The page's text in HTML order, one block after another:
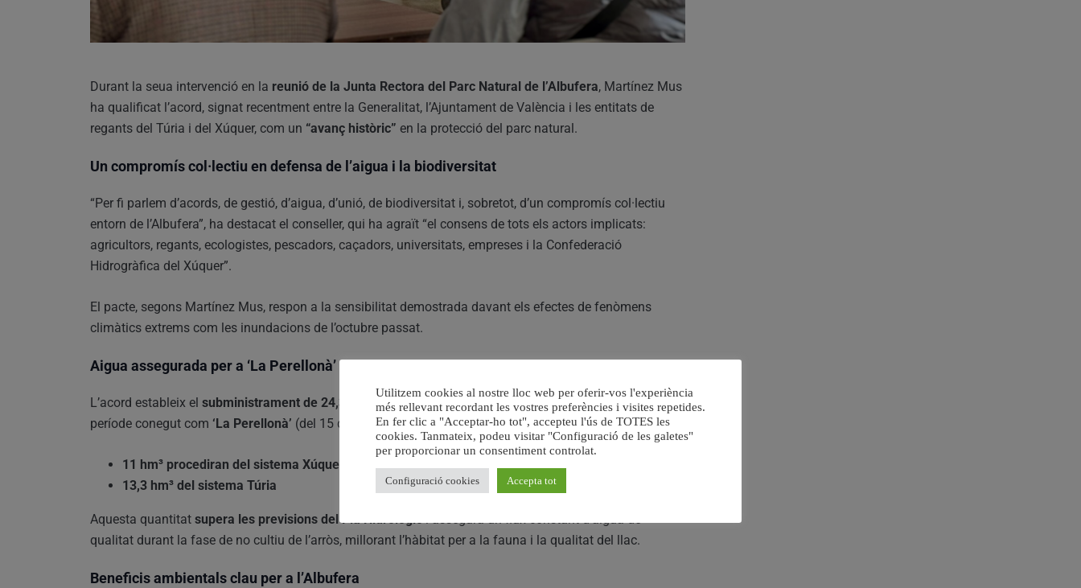
Durant la seua intervenció en la reunió de la Junta Rectora del Parc Natural de l’Albufera, Martínez Mus
ha qualificat l’acord, signat recentment entre la Generalitat, l’Ajuntament de València i les entitats de
regants del Túria i del Xúquer, com un “avanç històric” en la protecció del parc natural.
Un compromís col·lectiu en defensa de l’aigua i la biodiversitat
“Per fi parlem d’acords, de gestió, d’aigua, d’unió, de biodiversitat i, sobretot, d’un compromís col·lectiu
entorn de l’Albufera”, ha destacat el conseller, qui ha agraït “el consens de tots els actors implicats:
agricultors, regants, ecologistes, pescadors, caçadors, universitats, empreses i la Confederació
Hidrogràfica del Xúquer”.
El pacte, segons Martínez Mus, respon a la sensibilitat demostrada davant els efectes de fenòmens
climàtics extrems com les inundacions de l’octubre passat.
Aigua assegurada per a ‘La Perellonà’ fins a 2027
L’acord estableix el subministrament de 24,3 hectòmetres cúbics d’aiguaentre 2025 i 2027 per al
període conegut com ‘La Perellonà’ (del 15 d’octubre al 15 de maig). En concret:
11 hm³ procediran del sistema Xúquer
13,3 hm³ del sistema Túria
Aquesta quantitat supera les previsions del Pla Hidrològici assegura un flux constant d’aigua de
qualitat durant la fase de no cultiu de l’arròs, millorant l’hàbitat per a la fauna i la qualitat del llac.
Beneficis ambientals clau per a l’Albufera
Utilitzem cookies al nostre lloc web per oferir-vos l'experiència
més rellevant recordant les vostres preferències i visites repetides.
En fer clic a "Acceptar-ho tot", accepteu l'ús de TOTES les
cookies. Tanmateix, podeu visitar "Configuració de les galetes"
per proporcionar un consentiment controlat.
Configuració cookies Accepta tot